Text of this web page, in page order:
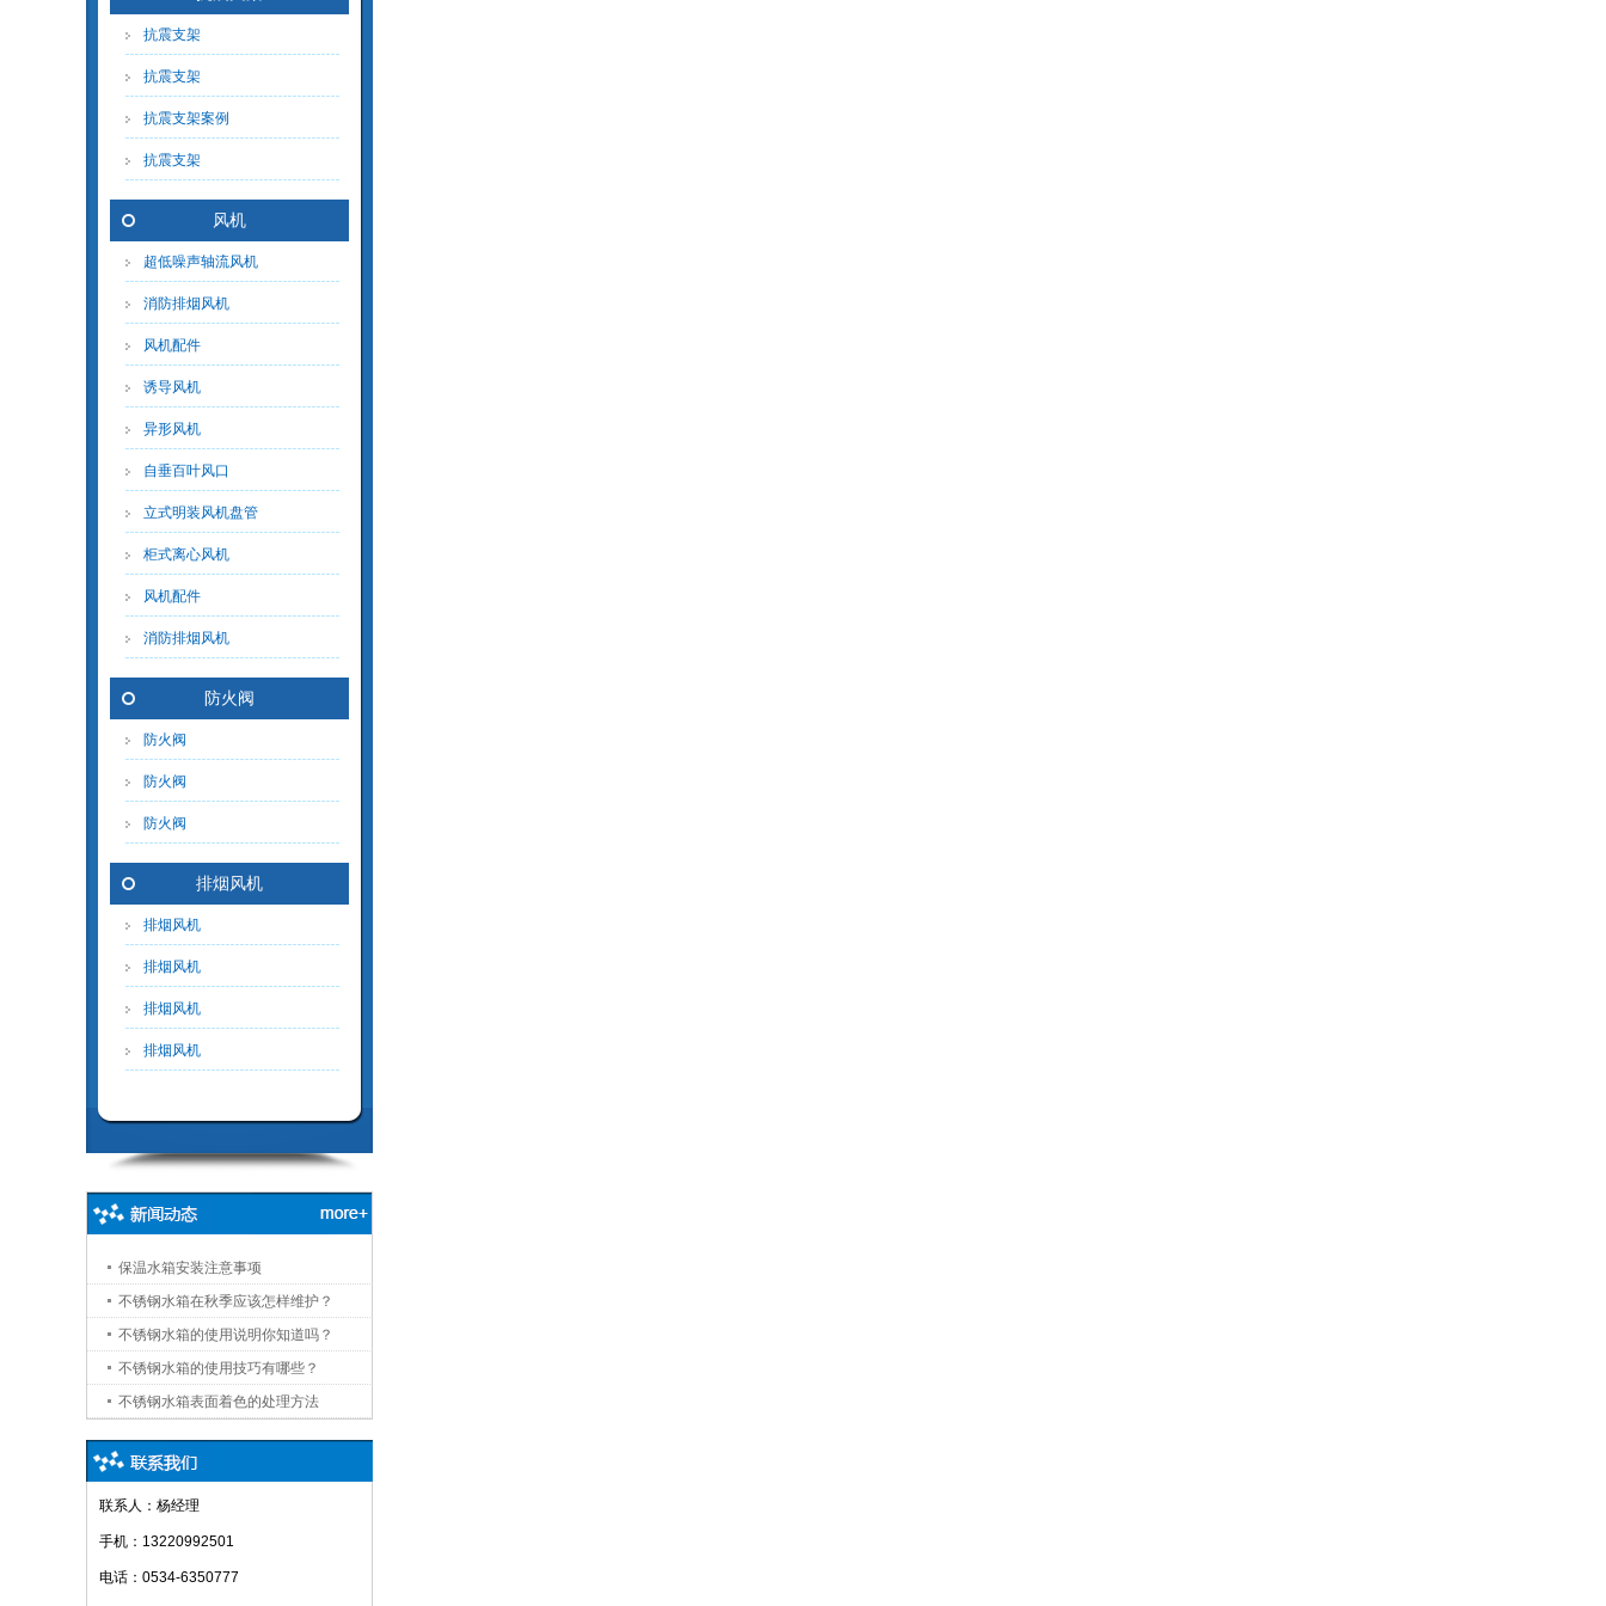
抗震支架
抗震支架
抗震支架案例
抗震支架
风机
超低噪声轴流风机
消防排烟风机
风机配件
诱导风机
异形风机
自垂百叶风口
立式明装风机盘管
柜式离心风机
风机配件
消防排烟风机
防火阀
防火阀
防火阀
防火阀
排烟风机
排烟风机
排烟风机
排烟风机
排烟风机
保温水箱安装注意事项
2022-05-17
不锈钢水箱在秋季应该怎样维护？
2022-05-17
不锈钢水箱的使用说明你知道吗？
2022-05-17
不锈钢水箱的使用技巧有哪些？
2022-05-17
不锈钢水箱表面着色的处理方法
联系人：杨经理
手机：13220992501
电话：0534-6350777